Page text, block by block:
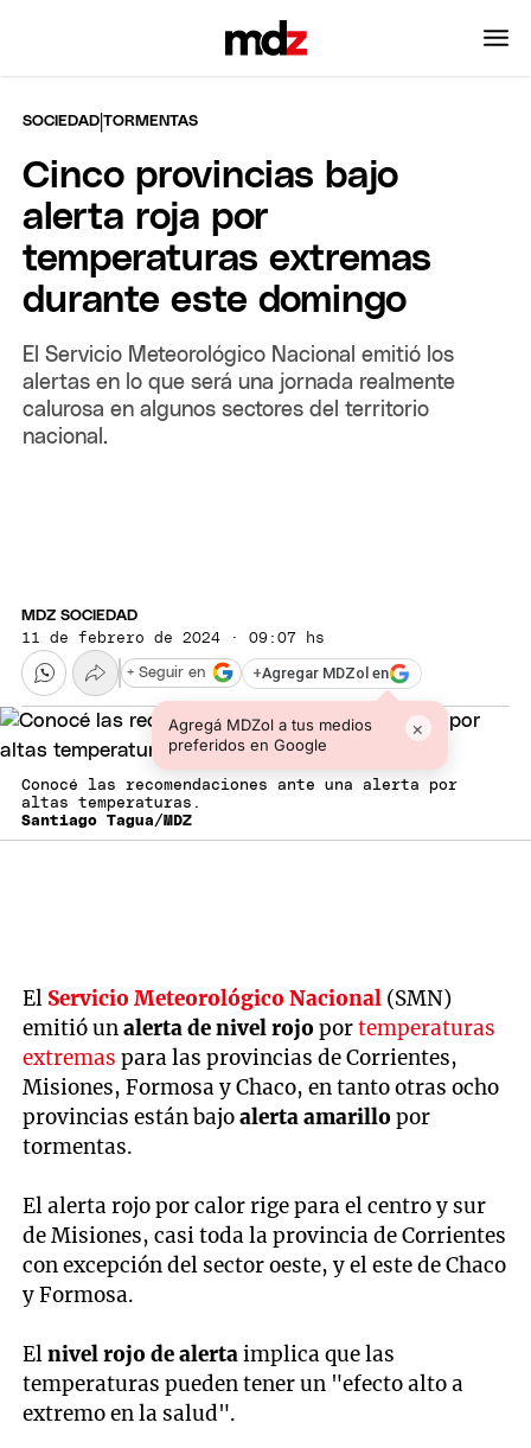
SOCIEDAD |TORMENTAS
Cinco provincias bajo
alerta roja por
temperaturas extremas
durante este domingo
El Servicio Meteorológico Nacional emitió los
alertas en lo que será una jornada realmente
calurosa en algunos sectores del territorio
nacional.
MDZ SOCIEDAD
11 de febrero de 2024 · 09:07 hs
+Agregar MDZol en
Agregá MDZol a tus medios
preferidos en Google
×
+ Seguir en
Conocé las recomendaciones ante una alerta por
altas temperaturas.
Santiago Tagua/MDZ
El Servicio Meteorológico Nacional (SMN)
emitió unalerta de nivel rojoportemperaturas
extremas para las provincias de Corrientes,
Misiones, Formosa y Chaco, en tanto otras ocho
provincias están bajoalerta amarillopor
tormentas.
El alerta rojo por calor rige para el centro y sur
de Misiones, casi toda la provincia de Corrientes
con excepción del sector oeste, y el este de Chaco
y Formosa.
Elnivel rojo de alertaimplica que las
temperaturas pueden tener un "efecto alto a
extremo en la salud".